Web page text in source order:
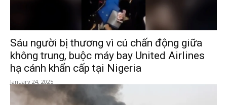
Sáu người bị thương vì cú chấn động giữa
không trung, buộc máy bay United Airlines
hạ cánh khẩn cấp tại Nigeria
January 24, 2025